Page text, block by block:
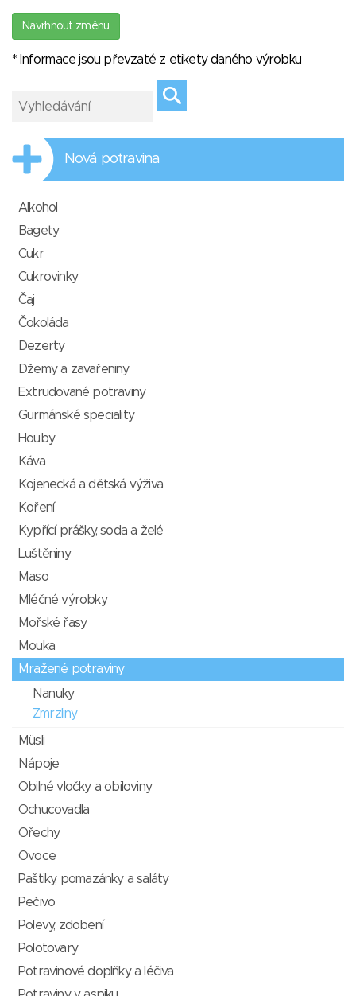
Navrhnout změnu
* Informace jsou převzaté z etikety daného výrobku
Nová potravina
Alkohol
Bagety
Cukr
Cukrovinky
Čaj
Čokoláda
Dezerty
Džemy a zavařeniny
Extrudované potraviny
Gurmánské speciality
Houby
Káva
Kojenecká a dětská výživa
Koření
Kypřící prášky, soda a želé
Luštěniny
Maso
Mléčné výrobky
Mořské řasy
Mouka
Mražené potraviny
Nanuky
Zmrzliny
Müsli
Nápoje
Obilné vločky a obiloviny
Ochucovadla
Ořechy
Ovoce
Paštiky, pomazánky a saláty
Pečivo
Polevy, zdobení
Polotovary
Potravinové doplňky a léčiva